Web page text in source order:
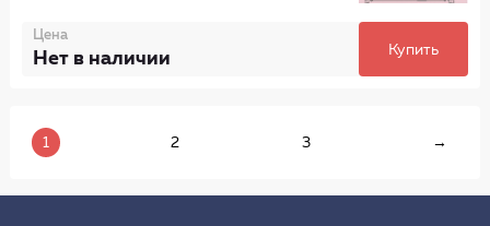
Цена
Нет в наличии Купить
1 2 3 →